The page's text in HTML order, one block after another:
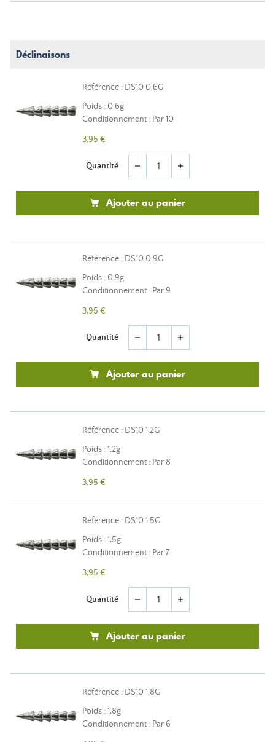
Déclinaisons
Référence : DS10 0.6G
Poids : 0,6g
Conditionnement : Par 10
3,95 €
Quantité remove add
Ajouter au panier
Référence : DS10 0.9G
Poids : 0,9g
Conditionnement : Par 9
3,95 €
Quantité remove add
Ajouter au panier
Référence : DS10 1.2G
Poids : 1,2g
Conditionnement : Par 8
3,95 €
Référence : DS10 1.5G
Poids : 1,5g
Conditionnement : Par 7
3,95 €
Quantité remove add
Ajouter au panier
Référence : DS10 1.8G
Poids : 1,8g
Conditionnement : Par 6